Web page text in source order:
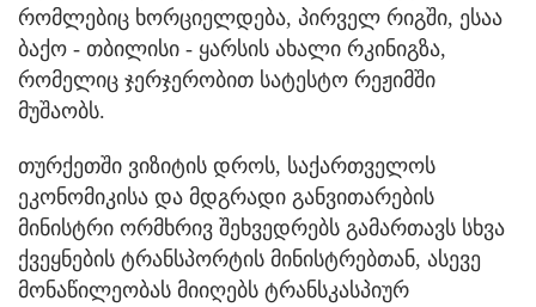
რომლებიც ხორციელდება, პირველ რიგში, ესაა
ბაქო - თბილისი - ყარსის ახალი რკინიგზა,
რომელიც ჯერჯერობით სატესტო რეჟიმში
მუშაობს.
თურქეთში ვიზიტის დროს, საქართველოს
ეკონომიკისა და მდგრადი განვითარების
მინისტრი ორმხრივ შეხვედრებს გამართავს სხვა
ქვეყნების ტრანსპორტის მინისტრებთან, ასევე
მონაწილეობას მიიღებს ტრანსკასპიურ